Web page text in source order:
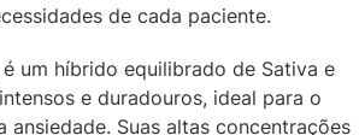
de cada paciente.
um híbrido equilibrado de Sativa e
e duradouros, ideal para o
Suas altas concentrações